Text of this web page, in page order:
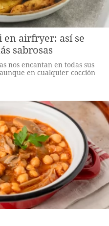
airfryer: así se
sabrosas
nos encantan en todas sus
en cualquier cocción